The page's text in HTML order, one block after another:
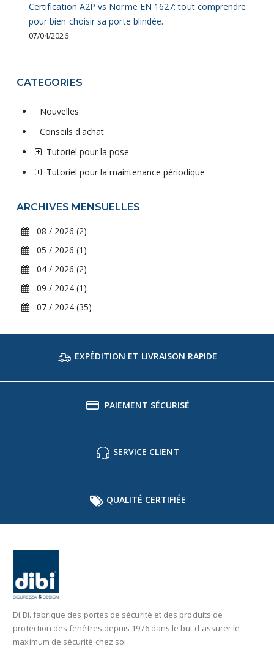
Certification A2P vs Norme EN 1627: tout comprendre
pour bien choisir sa porte blindée.
07/04/2026
CATEGORIES
Nouvelles
Conseils d'achat
Tutoriel pour la pose
Tutoriel pour la maintenance périodique
ARCHIVES MENSUELLES
08 / 2026 (2)
05 / 2026 (1)
04 / 2026 (2)
09 / 2024 (1)
07 / 2024 (35)
EXPÉDITION ET LIVRAISON RAPIDE
PAIEMENT SÉCURISÉ
SERVICE CLIENT
QUALITÉ CERTIFIÉE
Di.Bi. fabrique des portes de sécurité et des produits de
protection des fenêtres depuis 1976 dans le but d'assurer le
maximum de sécurité chez soi.